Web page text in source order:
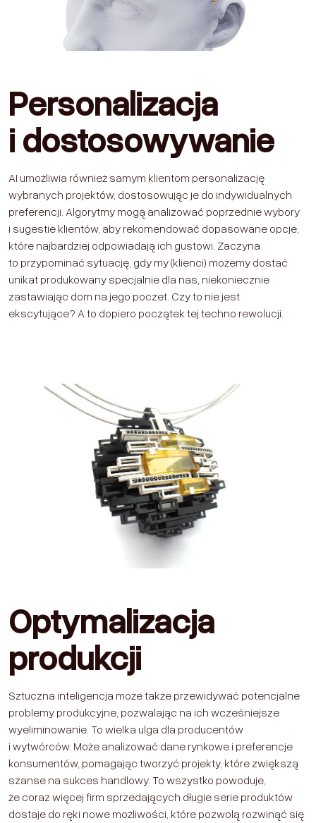
Personalizacja
i dostosowywanie
AI umożliwia również samym klientom personalizację
wybranych projektów, dostosowując je do indywidualnych
preferencji. Algorytmy mogą analizować poprzednie wybory
i sugestie klientów, aby rekomendować dopasowane opcje,
które najbardziej odpowiadają ich gustowi. Zaczyna
to przypominać sytuację, gdy my (klienci) możemy dostać
unikat produkowany specjalnie dla nas, niekoniecznie
zastawiając dom na jego poczet. Czy to nie jest
ekscytujące? A to dopiero początek tej techno rewolucji.
Optymalizacja
produkcji
Sztuczna inteligencja może także przewidywać potencjalne
problemy produkcyjne, pozwalając na ich wcześniejsze
wyeliminowanie. To wielka ulga dla producentów
i wytwórców. Może analizować dane rynkowe i preferencje
konsumentów, pomagając tworzyć projekty, które zwiększą
szanse na sukces handlowy. To wszystko powoduje,
że coraz więcej firm sprzedających długie serie produktów
dostaje do ręki nowe możliwości, które pozwolą rozwinąć się